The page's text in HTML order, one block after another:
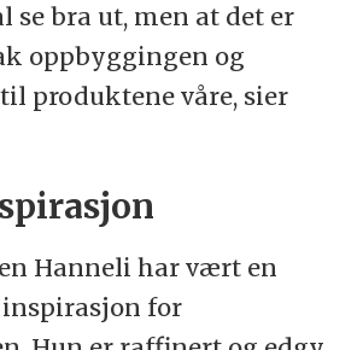
se bra ut, men at det er
oppbyggingen og
produktene våre, sier
Hanneli har vært en
for